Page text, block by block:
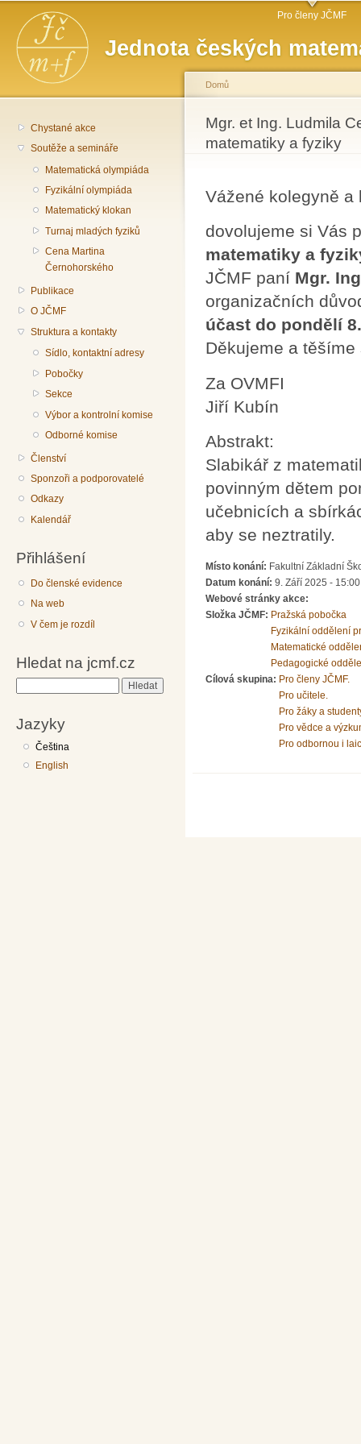
Jednota českých
Hlavní menu Pro členy JČMF
Chystané akce
Soutěže a semináře
Matematická olympiáda
Fyzikální olympiáda
Matematický klokan
Turnaj mladých fyziků
Cena Martina
Černohorského
Publikace
O JČMF
Struktura a kontakty
Sídlo, kontaktní adresy
Pobočky
Sekce
Výbor a kontrolní komise
Odborné komise
Členství
Sponzoři a podporovatelé
Odkazy
Kalendář
Přihlášení
Do členské evidence
Na web
V čem je rozdíl
Hledat na jcmf.cz
Jazyky
Čeština
English
Jste zde
Domů
Mgr. et Ing. Ludmila
matematiky a fyziky
Vážené kolegyně a
dovolujeme si Vás
matematiky a
JČMF paní Mgr.
organizačních
účast do pondělí
Děkujeme a těšíme
Za OVMFI
Jiří Kubín
Abstrakt:
Slabikář z
povinným dětem
učebnicích a
aby se neztratily.
Místo konání: Fakultní Základní
Datum konání: 9. Září 2025 - 15:00
Webové stránky akce:
Složka JČMF: Pražská pobočka
Fyzikální oddělení
Matematické
Pedagogické
Cílová skupina: Pro členy JČMF.
Pro učitele.
Pro žáky a
Pro vědce a
Pro odbornou i